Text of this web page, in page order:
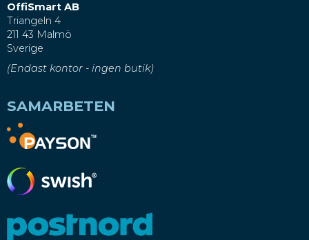
OffiSmart AB
Triangeln 4
211 43 Malmö
Sverige
(Endast kontor - ingen butik)
SAMARBETEN